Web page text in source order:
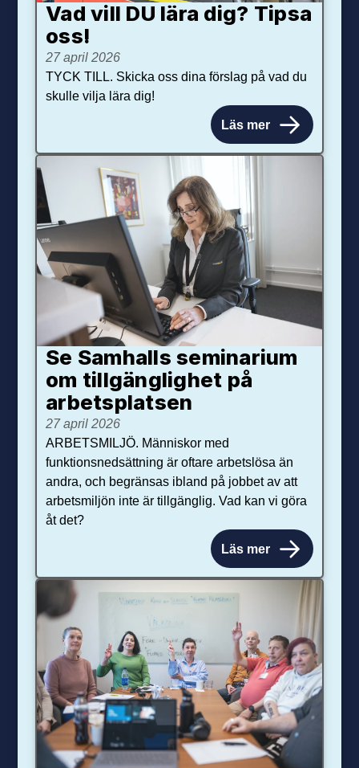
Vad vill DU lära dig? Tipsa
oss!
27 april 2026
TYCK TILL. Skicka oss dina förslag på vad du
skulle vilja lära dig!
Läs mer
Se Samhalls seminarium
om tillgänglighet på
arbetsplatsen
27 april 2026
ARBETSMILJÖ. Människor med
funktionsnedsättning är oftare arbetslösa än
andra, och begränsas ibland på jobbet av att
arbetsmiljön inte är tillgänglig. Vad kan vi göra
åt det?
Läs mer